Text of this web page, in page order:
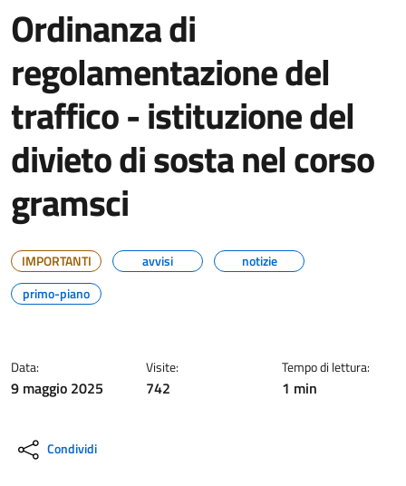
Ordinanza di
regolamentazione del
traffico - istituzione del
divieto di sosta nel corso
gramsci
IMPORTANTI avvisi
notizie
primo-piano
Data:
9 maggio 2025
Visite:
742
Tempo di lettura:
1 min
Condividi